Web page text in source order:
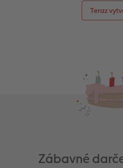
Teraz
Zábavné